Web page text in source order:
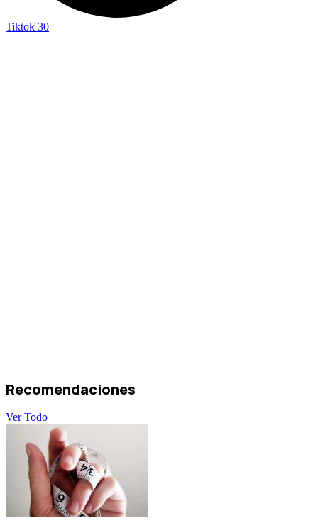
Tiktok 30
Recomendaciones
Ver Todo